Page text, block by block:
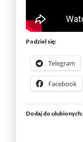
Podziel się:
Telegram
Facebook
Dodaj do ulubionych: